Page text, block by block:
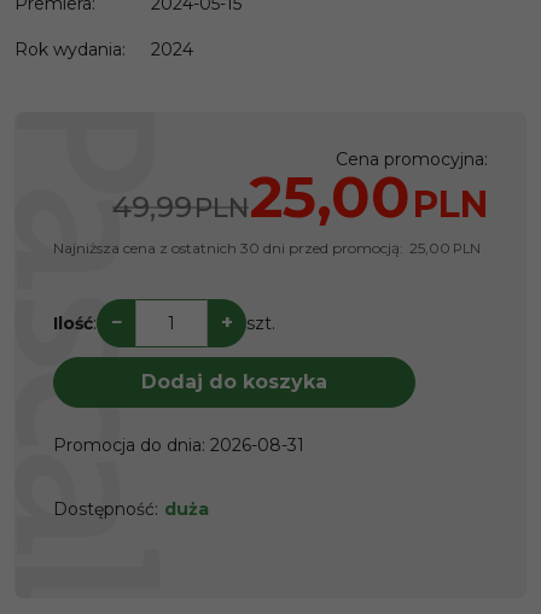
Rok wydania: 2024
Cena promocyjna:
49,99PLN25,00PLN
Najniższa cena z ostatnich 30 dni przed promocją: 25,00 PLN
Ilość: − + szt.
Dodaj do koszyka
Promocja do dnia: 2026-08-31
Dostępność: duża